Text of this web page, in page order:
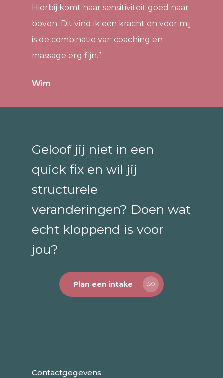
Hierbij komt haar sensitiviteit goed naar
boven. Dit vind ik een kracht en voor mij
is de combinatie van coaching en
massage erg fijn.”
Wim
Geloof jij niet in een
quick fix en wil jij
structurele
veranderingen? Doen wat
echt kloppend is voor
jou?
Plan een intake
Contactgegevens